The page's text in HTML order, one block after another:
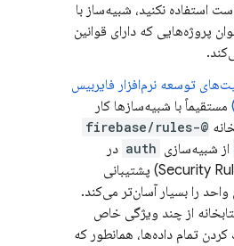
استفاده نکنید، شبیه‌ساز با
پروژه‌هایی که دارای قوانین
توسعه نرم‌افزار فایربیس
مستقیماً با شبیه‌سازها کار
@firebase/rules-
از شبیه‌سازی auth در
قوانین امنیتی (Security Rules) پشتیبانی
را بسیار آسان‌تر می‌کند.
از چند ویژگی خاص
کردن تمام داده‌ها، همانطور که